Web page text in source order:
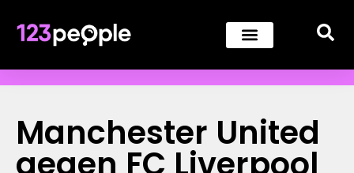
Manchester United